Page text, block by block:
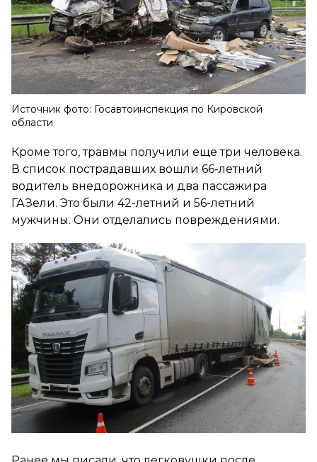
Источник фото: Госавтоинспекция по Кировской
области
Кроме того, травмы получили еще три человека.
В список пострадавших вошли 66-летний
водитель внедорожника и два пассажира
ГАЗели. Это были 42-летний и 56-летний
мужчины. Они отделались повреждениями.